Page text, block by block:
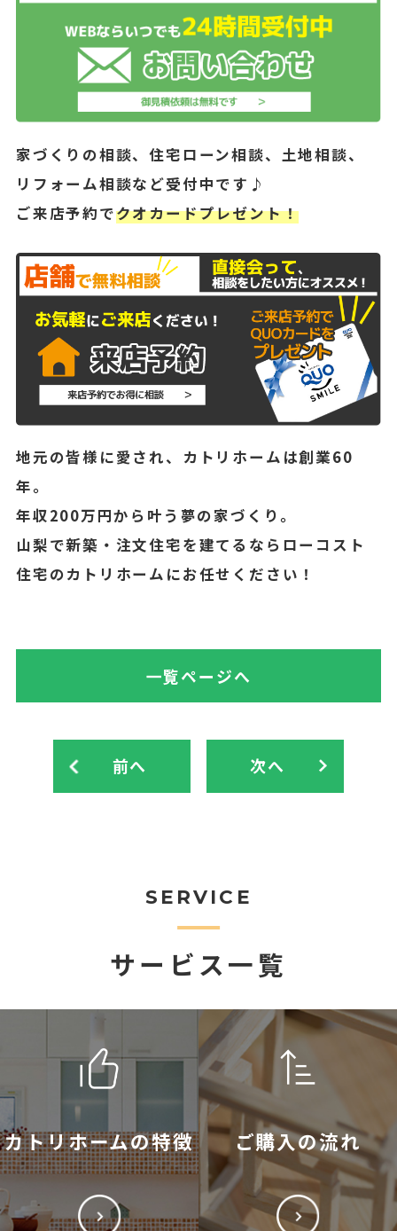
家づくりの相談、住宅ローン相談、土地相談、
リフォーム相談など受付中です♪
ご来店予約でクオカードプレゼント！
地元の皆様に愛され、カトリホームは創業60
年。
年収200万円から叶う夢の家づくり。
山梨で新築・注文住宅を建てるならローコスト
住宅のカトリホームにお任せください！
前へ
一覧ページへ
次へ
SERVICE
サービス一覧
カトリホームの特徴 ご購入の流れ